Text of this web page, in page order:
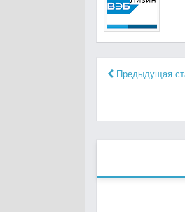
Предыдущая